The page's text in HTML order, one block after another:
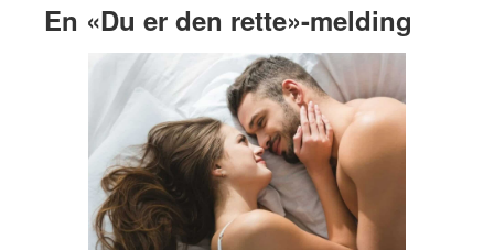
En «Du er den rette»-melding